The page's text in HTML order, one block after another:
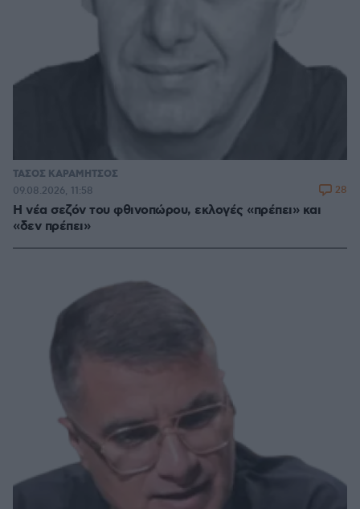
ΤΑΣΟΣ ΚΑΡΑΜΗΤΣΟΣ
Η νέα σεζόν του φθινοπώρου, εκλογές «πρέπει» και
«δεν πρέπει»
09.08.2026, 11:58 28